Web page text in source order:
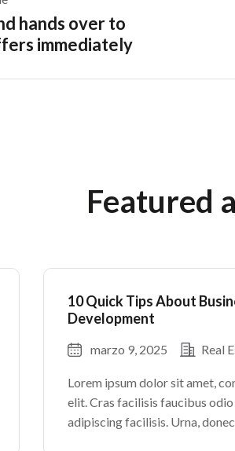
hands over to
immediately
Featured
10 Quick Tips About
Development
marzo 9, 2025 Real
Lorem ipsum dolor sit amet,
elit. Cras facilisis faucibus odio
adipiscing facilisis. Urna,